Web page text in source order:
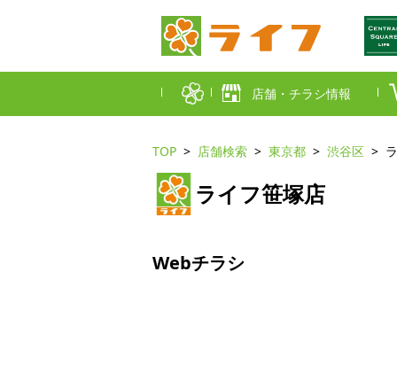
店舗・チラシ情報
東京都
大阪市
TOP 店舗検索 東京都 渋谷区
ライフ笹塚店
Webチラシ